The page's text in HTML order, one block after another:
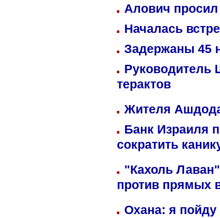
Алович просил
Началась
Задержаны 45
Руководитель
терактов
Жителя
Банк Израиля
сократить
"Кахоль
против прямых
Охана: я пойду